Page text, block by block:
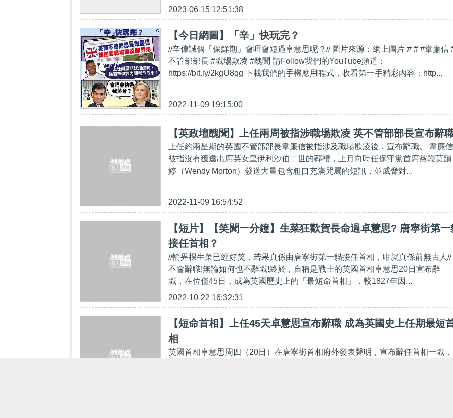
2023-06-15 12:51:38
【今日網圖】「辛」快玩完？
//辛偉誠個「保鮮期」會唔會短過卓慧思呢？// 圖片來源：網上圖片 # # #韋廉信
不管部部長 #職場欺凌 #醜聞 請Follow我們的YouTube頻道：
https://bit.ly/2kgU8qg 下載我們的手機應用程式，收看第一手精彩內容：http...
2022-11-09 19:15:00
【英政壇醜聞】上任兩周被指涉職場欺凌 英不管部部長宣布辭
上任約兩星期的英國不管部部長韋廉信被指涉及職場欺凌後，宣布辭職。 韋廉信
被指沒有獲邀出席英女皇伊利沙伯二世的葬禮，上月向時任保守黨首席黨鞭莫韻
婷（Wendy Morton）發送大量包含粗口充滿咒罵的短訊，並威脅對...
2022-11-09 16:54:52
【短片】【笑聞一分鐘】生菜狂歡賀長命過卓慧思? 唐寧街第一
接任首相？
//輸畀棵生菜已經好笑，若果真係由唐寧街第一貓接任首相，咁就真係前無古人//
不會辭職!無論如何也不辭職!終於，自稱是戰士的英國首相卓慧思20日宣布辭
職，在位僅45日，成為英國歷史上的「最短命首相」，較1827年因...
2022-10-22 16:32:31
【短命首相】上任45天卓慧思宣布辭職 成為英國史上任期最短
相
英國首相卓慧思周四（20日）在唐寧街首相府外發表聲明，宣布辭任首相一職，